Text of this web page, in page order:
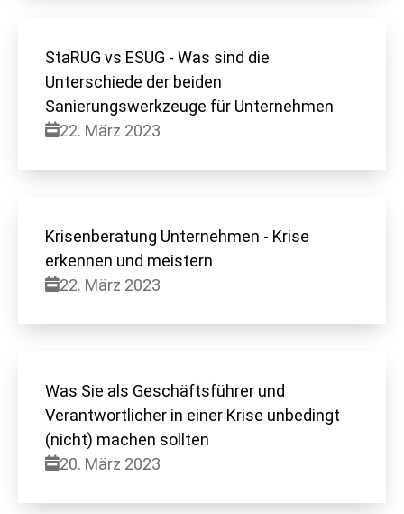
StaRUG vs ESUG - Was sind die
Unterschiede der beiden
Sanierungswerkzeuge für Unternehmen
22. März 2023
Krisenberatung Unternehmen - Krise
erkennen und meistern
22. März 2023
Was Sie als Geschäftsführer und
Verantwortlicher in einer Krise unbedingt
(nicht) machen sollten
20. März 2023